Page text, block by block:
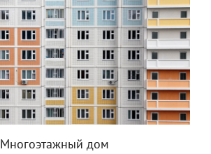
Многоэтажный дом